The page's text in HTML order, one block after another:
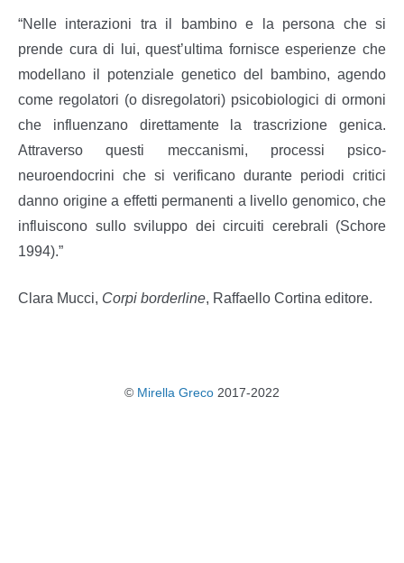
“ Nelle interazioni tra il bambino e la persona che si
prende cura di lui, quest’ultima fornisce esperienze che
modellano il potenziale genetico del bambino, agendo
come regolatori (o disregolatori) psicobiologici di ormoni
che influenzano direttamente la trascrizione genica.
Attraverso questi meccanismi, processi psico-
neuroendocrini che si verificano durante periodi critici
danno origine a effetti permanenti a livello genomico, che
influiscono sullo sviluppo dei circuiti cerebrali (Schore
1994).”
C lara Mucci, Corpi borderline, Raffaello Cortina editore.
© Mirella Greco 2017-2022